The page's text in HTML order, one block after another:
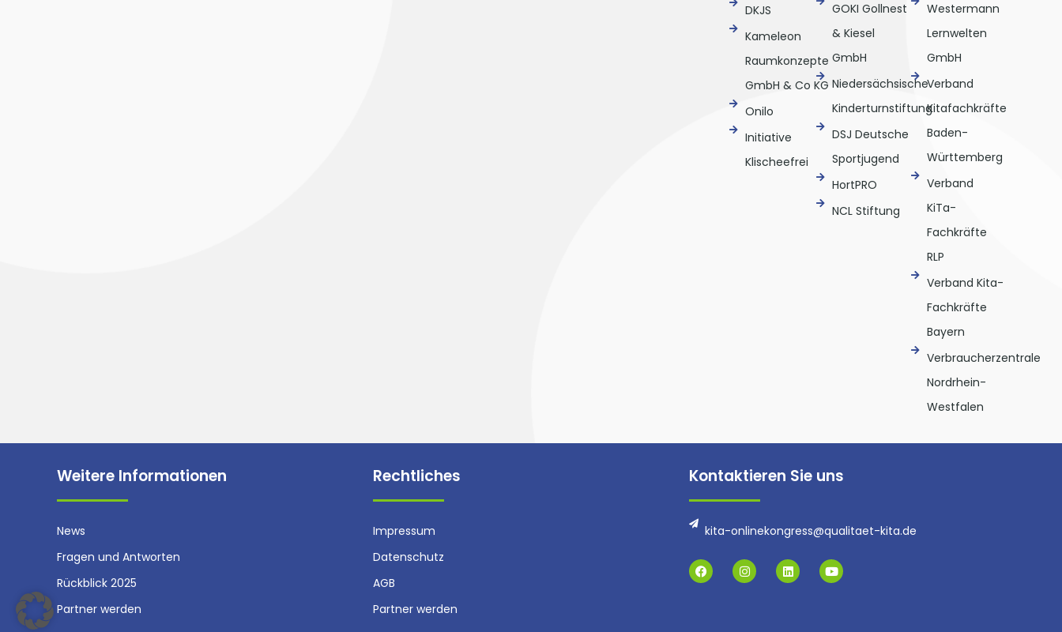
DKJS
Kameleon
Raumkonzepte
GmbH & Co KG
Onilo
Initiative
Klischeefrei
GOKI Gollnest
& Kiesel
GmbH
Niedersächsische
Kinderturnstiftung
DSJ Deutsche
Sportjugend
HortPRO
NCL Stiftung
Westermann
Lernwelten
GmbH
Verband
Kitafachkräfte
Baden-
Württemberg
Verband
KiTa-
Fachkräfte
RLP
Verband Kita-
Fachkräfte
Bayern
Verbraucherzentrale
Nordrhein-
Westfalen
Weitere Informationen
News
Fragen und Antworten
Rückblick 2025
Partner werden
Rechtliches
Impressum
Datenschutz
AGB
Partner werden
Kontaktieren Sie uns
kita-onlinekongress@qualitaet-kita.de
F
a
c
I
n
s
L
i
n
Y
o
u